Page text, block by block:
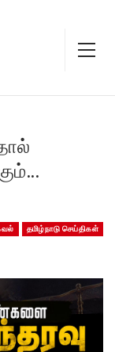
தமிழ்நாடு செய்திகள்